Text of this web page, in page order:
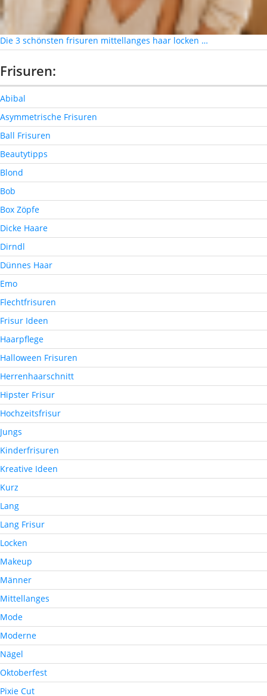
Die 3 schönsten frisuren mittellanges haar locken …
Frisuren:
Abibal
Asymmetrische Frisuren
Ball Frisuren
Beautytipps
Blond
Bob
Box Zöpfe
Dicke Haare
Dirndl
Dünnes Haar
Emo
Flechtfrisuren
Frisur Ideen
Haarpflege
Halloween Frisuren
Herrenhaarschnitt
Hipster Frisur
Hochzeitsfrisur
Jungs
Kinderfrisuren
Kreative Ideen
Kurz
Lang
Lang Frisur
Locken
Makeup
Männer
Mittellanges
Mode
Moderne
Nägel
Oktoberfest
Pixie Cut